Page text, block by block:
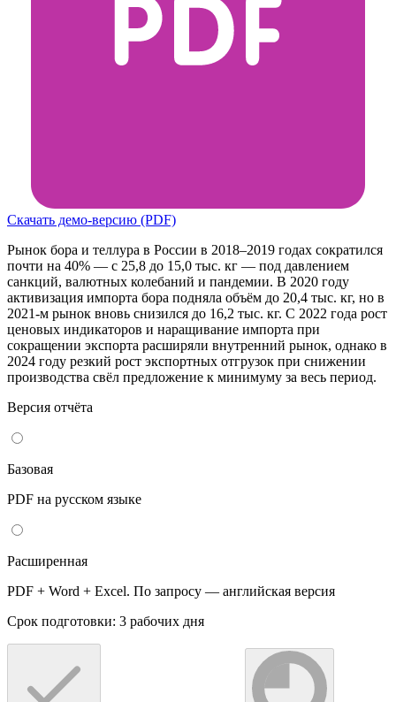
Скачать демо-версию (PDF)
Рынок бора и теллура в России в 2018–2019 годах сократился
почти на 40% — с 25,8 до 15,0 тыс. кг — под давлением
санкций, валютных колебаний и пандемии. В 2020 году
активизация импорта бора подняла объём до 20,4 тыс. кг, но в
2021-м рынок вновь снизился до 16,2 тыс. кг. С 2022 года рост
ценовых индикаторов и наращивание импорта при
сокращении экспорта расширяли внутренний рынок, однако в
2024 году резкий рост экспортных отгрузок при снижении
производства свёл предложение к минимуму за весь период.
Версия отчёта
Базовая
PDF на русском языке
Расширенная
PDF + Word + Excel. По запросу — английская версия
Срок подготовки: 3 рабочих дня